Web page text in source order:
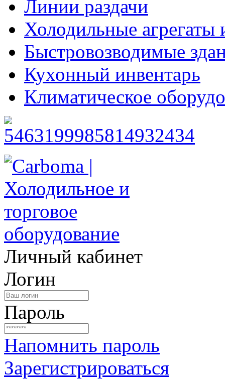
Линии раздачи
Холодильные агрегаты
Быстровозводимые
Кухонный инвентарь
Климатическое
Личный кабинет
Логин
Пароль
Напомнить пароль
Зарегистрироваться